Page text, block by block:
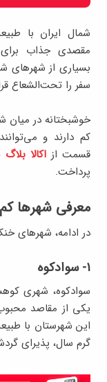
شمال ایران با
مقصدی جذاب برای
بسیاری از شهرهای
سفر را تحت‌الشعاع
خوشبختانه در میان
کم دارند و
قسمت از اکالا بلاگ
پرداخت.
معرفی شهرها
در ادامه، شهرهای
۱- سوادکوه
سوادکوه، شهری
یکی از مقاصد
این شهرستان با
گرم سال، پذیرای